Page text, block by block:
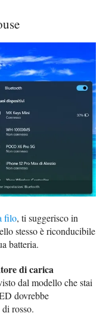
filo, ti suggerisco in
stesso è riconducibile
batteria.
di carica
dal modello che stai
dovrebbe
rosso.